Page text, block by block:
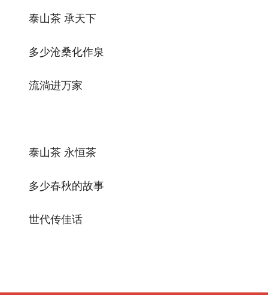
泰山茶 承天下
多少沧桑化作泉
流淌进万家
泰山茶 永恒茶
多少春秋的故事
世代传佳话